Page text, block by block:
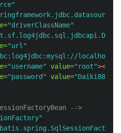
"driverClassName"
"url"
"username" value="root"></
"password" value="Daiki8863"
-->